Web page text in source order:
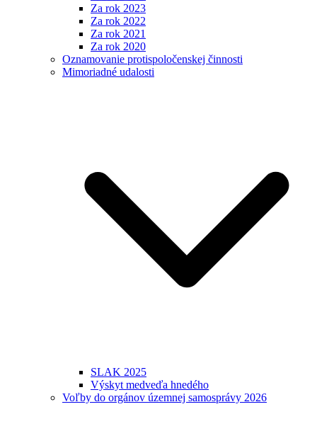
Za rok 2023
Za rok 2022
Za rok 2021
Za rok 2020
Oznamovanie protispoločenskej činnosti
Mimoriadné udalosti
SLAK 2025
Výskyt medveďa hnedého
Voľby do orgánov územnej samosprávy 2026